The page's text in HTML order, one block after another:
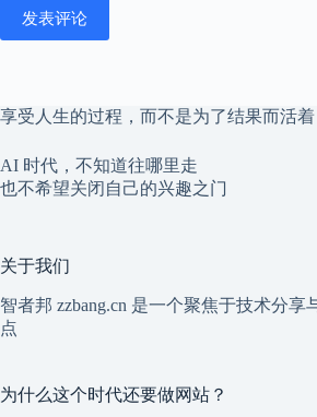
发表评论
享受人生的过程，而不是为了结果而活着
AI 时代，不知道往哪里走
也不希望关闭自己的兴趣之门
关于我们
智者邦 zzbang.cn 是一个聚焦于技术分享
点
为什么这个时代还要做网站？